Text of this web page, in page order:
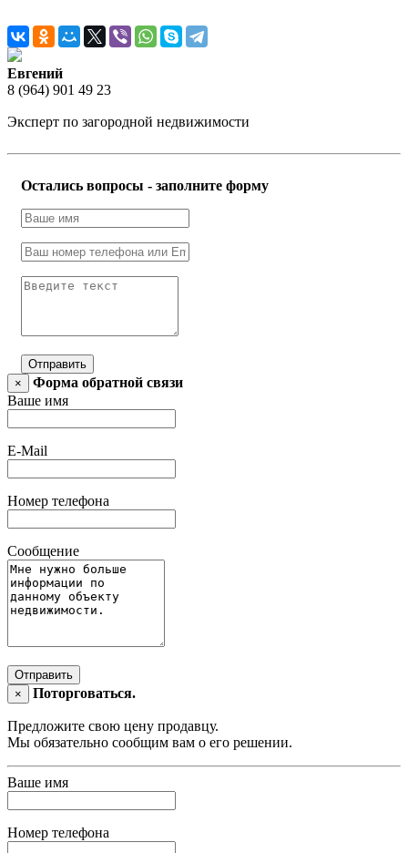
Евгений
8 (964) 901 49 23
Эксперт по загородной недвижимости
Остались вопросы - заполните форму
Отправить
×
Форма обратной связи
Ваше имя
E-Mail
Номер телефона
Сообщение
Отправить
×
Поторговаться.
Предложите свою цену продавцу.
Мы обязательно сообщим вам о его решении.
Ваше имя
Номер телефона